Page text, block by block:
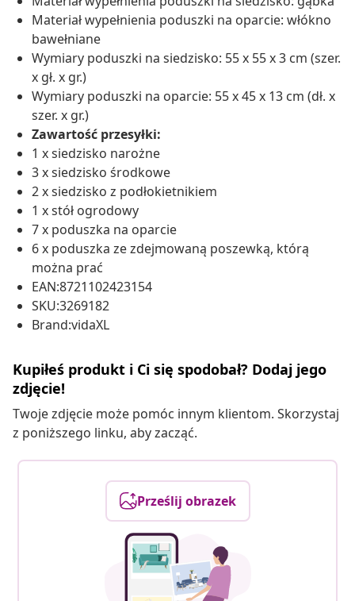
Materiał wypełnienia poduszki na oparcie: włókno
bawełniane
Wymiary poduszki na siedzisko: 55 x 55 x 3 cm (szer.
x gł. x gr.)
Wymiary poduszki na oparcie: 55 x 45 x 13 cm (dł. x
szer. x gr.)
Zawartość przesyłki:
1 x siedzisko narożne
3 x siedzisko środkowe
2 x siedzisko z podłokietnikiem
1 x stół ogrodowy
7 x poduszka na oparcie
6 x poduszka ze zdejmowaną poszewką, którą
można prać
EAN:8721102423154
SKU:3269182
Brand:vidaXL
Kupiłeś produkt i Ci się spodobał? Dodaj jego
zdjęcie!
Twoje zdjęcie może pomóc innym klientom. Skorzystaj
z poniższego linku, aby zacząć.
Prześlij obrazek